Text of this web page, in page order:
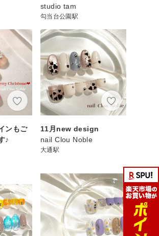
studio tam
勾当台公園駅
ンもご
♪
11月new design
nail Clou Noble
大通駅